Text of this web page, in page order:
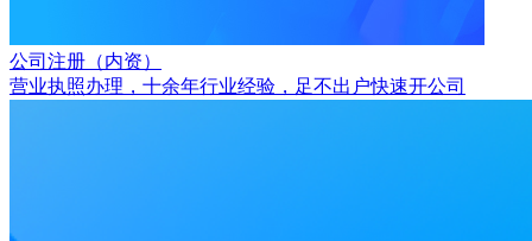
公司注册（内资）
营业执照办理，十余年行业经验，足不出户快速开公司